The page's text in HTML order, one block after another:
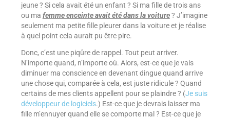
jeune ? Si cela avait été un enfant ? Si ma fille de trois ans
ou ma femme enceinte avait été dans la voiture? J’imagine
seulement ma petite fille pleurer dans la voiture et je réalise
à quel point cela aurait pu être pire.
Donc, c’est une piqûre de rappel. Tout peut arriver.
N’importe quand, n’importe où. Alors, est-ce que je vais
diminuer ma conscience en devenant dingue quand arrive
une chose qui, comparée à cela, est juste ridicule ? Quand
certains de mes clients appellent pour se plaindre ? (Je suis
développeur de logiciels.) Est-ce que je devrais laisser ma
fille m’ennuyer quand elle se comporte mal ? Est-ce que je